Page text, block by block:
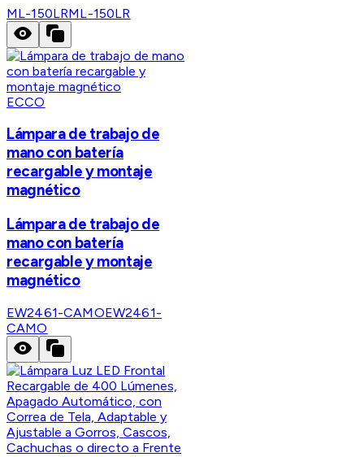
ML-150LRML-150LR
ECCO
Lámpara de trabajo de
mano con batería
recargable y montaje
magnético
Lámpara de trabajo de
mano con batería
recargable y montaje
magnético
EW2461-CAMOEW2461-
CAMO